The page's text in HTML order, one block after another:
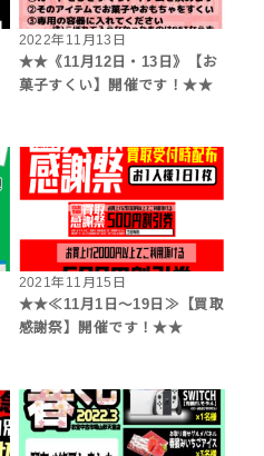
2022年11月13日
★★《11月12日・13日》【お
菓子すくい】開催です！★★
2021年11月15日
★★≪11月1日～19日≫【買取
感謝祭】開催です！★★